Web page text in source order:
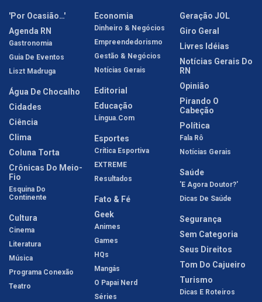
'Por Ocasião…'
Agenda RN
Gastronomia
Guia De Eventos
Liszt Madruga
Água De Chocalho
Cidades
Ciência
Clima
Coluna Torta
Crônicas Do Meio-
Fio
Esquina Do
Continente
Cultura
Cinema
Literatura
Música
Programa Conexão
Teatro
Economia
Dinheiro & Negócios
Empreendedorismo
Gestão & Negócios
Notícias Gerais
Editorial
Educação
Língua.com
Esportes
Crítica Esportiva
EXTREME
Resultados
Fato & Fé
Geek
Animes
Games
HQs
Mangás
O Papai Nerd
Séries
Geração JOL
Giro Geral
Livres Idéias
Notícias Gerais Do
RN
Opinião
Pirando O
Cabeção
Política
Fala Rô
Notícias Gerais
Saúde
'E Agora Doutor?'
Dicas De Saúde
Segurança
Sem Categoria
Seus Direitos
Tom Do Cajueiro
Turismo
Dicas E Roteiros